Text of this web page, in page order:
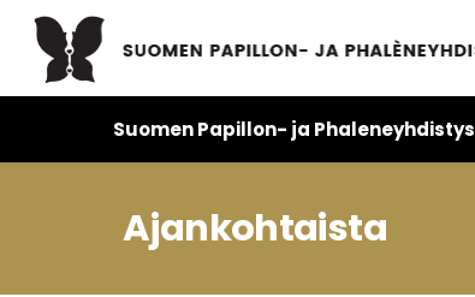
Suomen Papillon- ja Phaleneyhdistys
Ajankohtaista